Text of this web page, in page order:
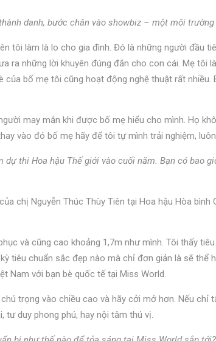
danh, bước chân vào showbiz – một môi
tôi làm là lo cho gia đình. Đó là những người đầu
ra những lời khuyên đúng đắn cho con cái. Mẹ tôi
của bố mẹ tôi cũng hoạt động nghệ thuật rất
may mắn khi được bố mẹ hiểu cho mình. Họ
vào đó bố mẹ hãy để tôi tự mình trải nghiệm,
dự thi Hoa hậu Thế giới vào cuối năm. Bạn có bao
chị Nguyễn Thúc Thùy Tiên tại Hoa hậu Hòa
và cũng cao khoảng 1,7m như mình. Tôi thấy
tiêu chuẩn sắc đẹp nào mà chỉ đơn giản là sẽ thể
Nam với bạn bè quốc tế tại Miss World.
trọng vào chiều cao và hãy cởi mở hơn. Nếu chỉ
tư duy phong phú, hay nội tâm thú vị.